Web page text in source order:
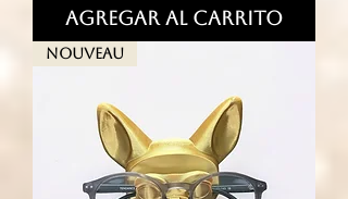
Agregar al carrito
Nouveau